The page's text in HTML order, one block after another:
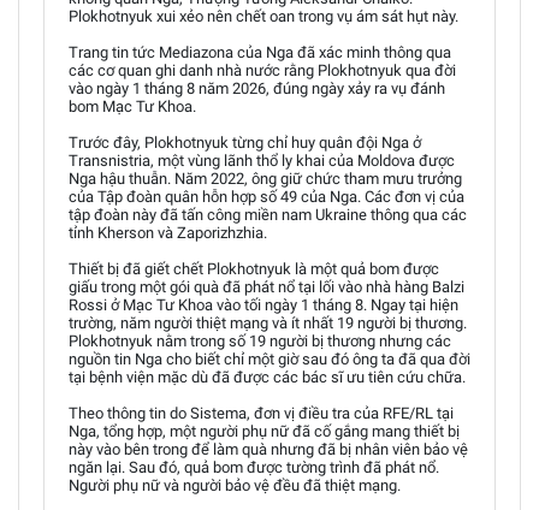
Plokhotnyuk xui xẻo nên chết oan trong vụ ám sát hụt này.
Trang tin tức Mediazona của Nga đã xác minh thông qua
các cơ quan ghi danh nhà nước rằng Plokhotnyuk qua đời
vào ngày 1 tháng 8 năm 2026, đúng ngày xảy ra vụ đánh
bom Mạc Tư Khoa.
Trước đây, Plokhotnyuk từng chỉ huy quân đội Nga ở
Transnistria, một vùng lãnh thổ ly khai của Moldova được
Nga hậu thuẫn. Năm 2022, ông giữ chức tham mưu trưởng
của Tập đoàn quân hỗn hợp số 49 của Nga. Các đơn vị của
tập đoàn này đã tấn công miền nam Ukraine thông qua các
tỉnh Kherson và Zaporizhzhia.
Thiết bị đã giết chết Plokhotnyuk là một quả bom được
giấu trong một gói quà đã phát nổ tại lối vào nhà hàng Balzi
Rossi ở Mạc Tư Khoa vào tối ngày 1 tháng 8. Ngay tại hiện
trường, năm người thiệt mạng và ít nhất 19 người bị thương.
Plokhotnyuk nằm trong số 19 người bị thương nhưng các
nguồn tin Nga cho biết chỉ một giờ sau đó ông ta đã qua đời
tại bệnh viện mặc dù đã được các bác sĩ ưu tiên cứu chữa.
Theo thông tin do Sistema, đơn vị điều tra của RFE/RL tại
Nga, tổng hợp, một người phụ nữ đã cố gắng mang thiết bị
này vào bên trong để làm quà nhưng đã bị nhân viên bảo vệ
ngăn lại. Sau đó, quả bom được tường trình đã phát nổ.
Người phụ nữ và người bảo vệ đều đã thiệt mạng.